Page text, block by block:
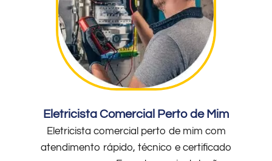
Eletricista Comercial Perto de Mim
Eletricista comercial perto de mim com
atendimento rápido, técnico e certificado